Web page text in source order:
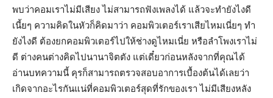
พบว่าคอมเราไม่มีเสียง ไม่สามารถฟังเพลงได้ แล้วจะทำยังไงดี
เนี้ยๆ ความคิดในหัวก็คิดมาว่า คอมพิวเตอร์เราเสียไหมเนี่ยๆ ทำ
ยังไงดี ต้องยกคอมพิวเตอร์ไปให้ช่างดูไหมเนี่ย หรือลำโพงเราไม่
ดี ต่างคนต่างคิดไปนานาจิตตัง แต่เดี๋ยวก่อนหลังจากที่คุณได้
อ่านบทความนี้ คุรก็สามารถตรวจสอบอาการเบื้องต้นได้เลยว่า
เกิดจากอะไรกันแน่ที่คอมพิวเตอร์สุดที่รักของเรา ไม่มีเสียงหลัง